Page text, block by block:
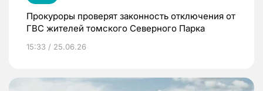
Прокуроры проверят законность отключения от
ГВС жителей томского Северного Парка
15:33 / 25.06.26